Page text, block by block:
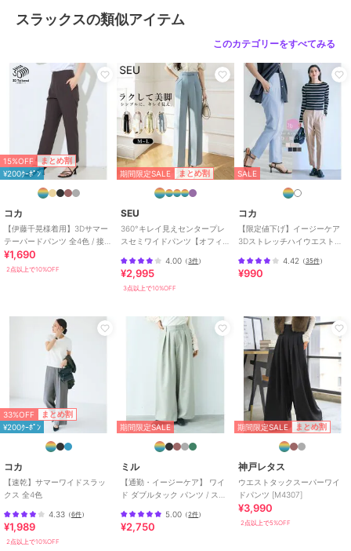
レートパンツ /
イフスタイル/
スラックスの類似アイテム
このカテゴリーをすべてみる
15%OFF まとめ割
¥200ｸｰﾎﾟﾝ
コカ
【伊藤千晃様着用】3Dサマー
テーパードパンツ 全4色 / 接触
冷感・シワになりにくい
¥1,690
2点以上で10%OFF
期間限定SALE まとめ割
SEU
360°キレイ見えセンタープレ
スセミワイドパンツ【オフィ
ジュアル】
4.00 （3件）
¥2,995
3点以上で10%OFF
SALE
コカ
【限定値下げ】イージーケア
3Dストレッチハイウエストパ
4.42 （35件）
¥990
33%OFF まとめ割
¥200ｸｰﾎﾟﾝ
コカ
【速乾】サマーワイドスラッ
クス 全4色
4.33 （6件）
¥1,989
2点以上で10%OFF
期間限定SALE
ミル
【通勤・イージーケア】 ワイ
ド ダブルタック パンツ / スラ
5.00 （2件）
¥2,750
期間限定SALE まとめ割
神戸レタス
ウエストタックスーパーワイ
ドパンツ [M4307]
¥3,990
2点以上で5%OFF